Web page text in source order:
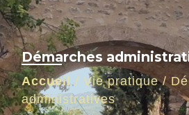
Démarches
Accueil/ Vie pratique/
administratives